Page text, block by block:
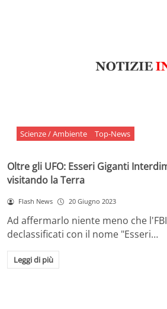
Scienze / Ambiente Top-News
Oltre gli UFO: Esseri Giganti
visitando la Terra
Flash News 20 Giugno 2023
Ad affermarlo niente meno che
declassificati con il nome "Esseri…
Leggi di più